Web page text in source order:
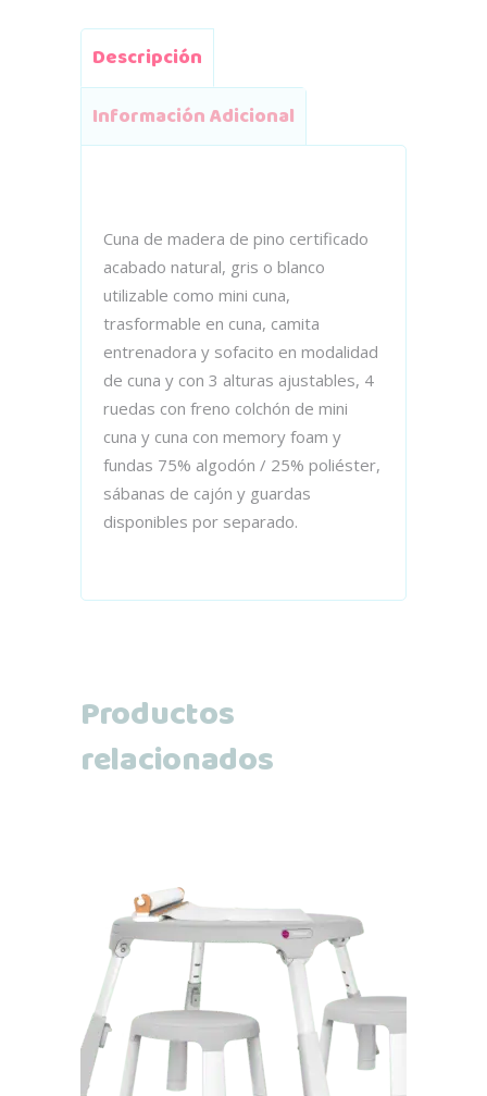
Descripción
Información Adicional
Cuna de madera de pino certificado
acabado natural, gris o blanco
utilizable como mini cuna,
trasformable en cuna, camita
entrenadora y sofacito en modalidad
de cuna y con 3 alturas ajustables, 4
ruedas con freno colchón de mini
cuna y cuna con memory foam y
fundas 75% algodón / 25% poliéster,
sábanas de cajón y guardas
disponibles por separado.
Productos
relacionados
Añadir al carrito